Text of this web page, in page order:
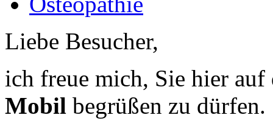
Liebe Besucher,
ich freue mich, Sie hier auf
Mobil begrüßen zu dürfen.